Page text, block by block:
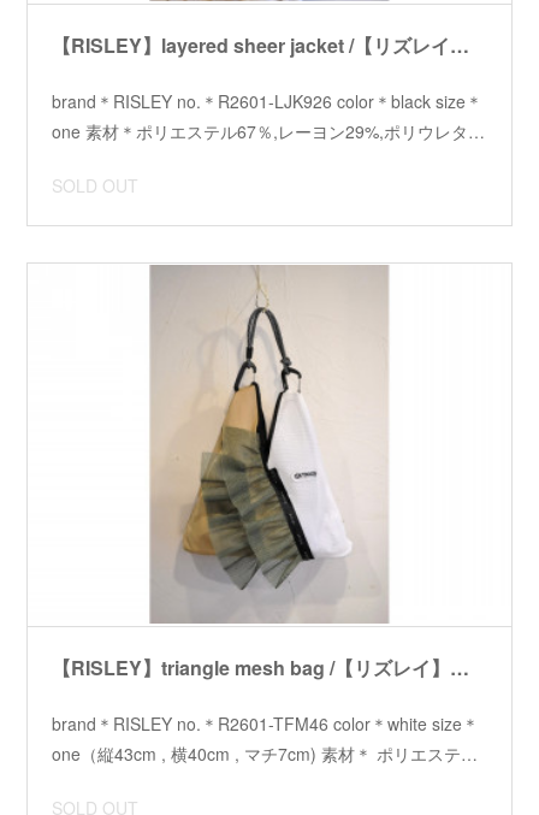
【RISLEY】layered sheer jacket /【リズレイ】レイヤードシアージャケット
brand＊RISLEY no.＊R2601-LJK926 color＊black size＊
one 素材＊ポリエステル67％,レーヨン29%,ポリウレタ…
SOLD OUT
【RISLEY】triangle mesh bag /【リズレイ】トライアングルメッシュバッグ
brand＊RISLEY no.＊R2601-TFM46 color＊white size＊
one（縦43cm , 横40cm , マチ7cm) 素材＊ ポリエステ…
SOLD OUT